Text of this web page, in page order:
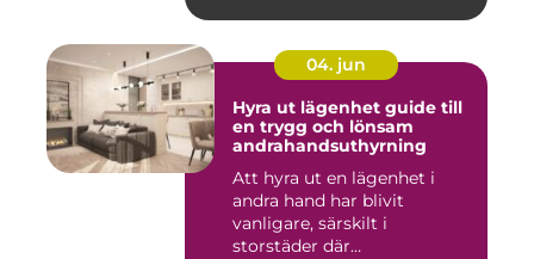
04. jun
Hyra ut lägenhet guide till
en trygg och lönsam
andrahandsuthyrning
Att hyra ut en lägenhet i
andra hand har blivit
vanligare, särskilt i
storstäder där